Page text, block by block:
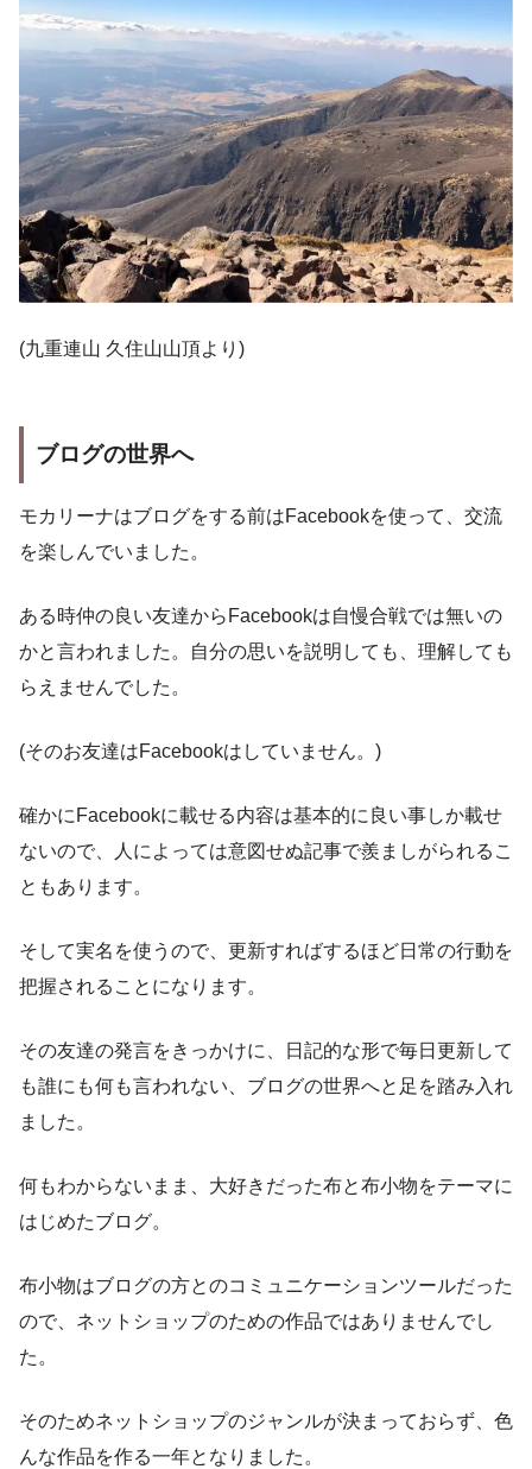
(九重連山 久住山山頂より)
ブログの世界へ
モカリーナはブログをする前はFacebookを使って、交流
を楽しんでいました。
ある時仲の良い友達からFacebookは自慢合戦では無いの
かと言われました。自分の思いを説明しても、理解しても
らえませんでした。
(そのお友達はFacebookはしていません。)
確かにFacebookに載せる内容は基本的に良い事しか載せ
ないので、人によっては意図せぬ記事で羨ましがられるこ
ともあります。
そして実名を使うので、更新すればするほど日常の行動を
把握されることになります。
その友達の発言をきっかけに、日記的な形で毎日更新して
も誰にも何も言われない、ブログの世界へと足を踏み入れ
ました。
何もわからないまま、大好きだった布と布小物をテーマに
はじめたブログ。
布小物はブログの方とのコミュニケーションツールだった
ので、ネットショップのための作品ではありませんでし
た。
そのためネットショップのジャンルが決まっておらず、色
んな作品を作る一年となりました。